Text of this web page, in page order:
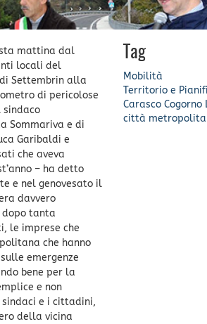
mattina dal
locali del
Settembrin alla
di pericolose
Sommariva e di
Garibaldi e
che aveva
– ha detto
e nel genovesato il
davvero
tanta
le imprese che
che hanno
emergenze
bene per la
e non
e i cittadini,
della vicina
Tag
Mobilità
Territorio e
Carasco Cogorno
città